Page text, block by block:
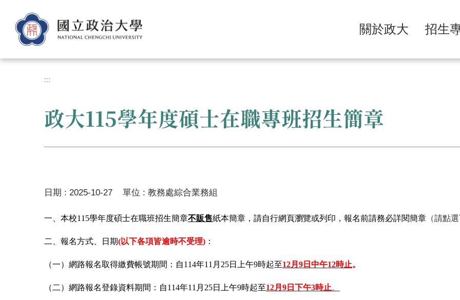
容
關於政大 招生
:::
政大115學年度碩士在職專班招生簡章
日期 : 2025-10-27 單位 : 教務處綜合業務組
一、 本校115學年度碩士在職班招生簡章不販售紙本簡章，請自行網頁瀏覽或列印，報名前請務必詳閱簡章 （請點
二、報名方式、日期(以下各項皆逾時不受理) ：
（一）網路報名取得繳費帳號期間：自114年11月25日上午9時起至12月9日中午12時止。
（二）網路報名登錄資料期間：自114年11月25日上午9時起至12月9日下午3時止。